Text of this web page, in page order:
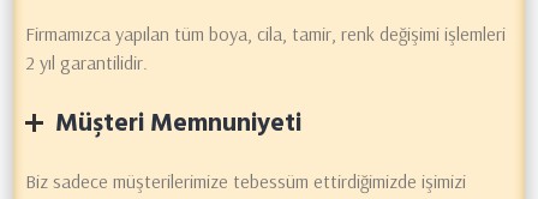
Firmamızca yapılan tüm boya, cila, tamir, renk değişimi işlemleri
2 yıl garantilidir.
Müşteri Memnuniyeti
Biz sadece müşterilerimize tebessüm ettirdiğimizde işimizi